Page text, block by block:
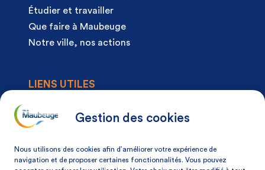
Gestion des cookies
Nous utilisons des cookies afin d’améliorer votre expérience de
navigation et de proposer certaines fonctionnalités. Vous pouvez
Étudier et travailler
Que faire à Maubeuge
Notre ville, nos actions
LIENS UTILES
Actualités
Articles à la une
Mon espace citoyen